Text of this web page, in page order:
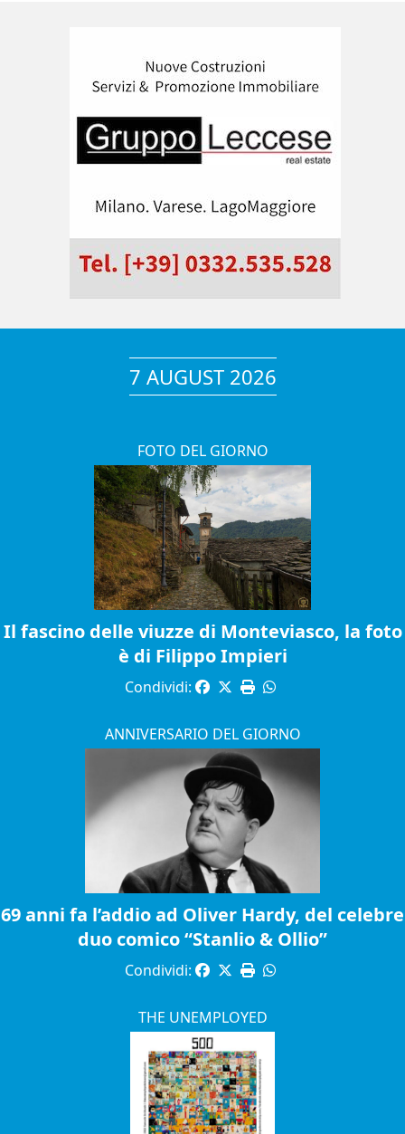
7 AUGUST 2026
FOTO DEL GIORNO
Il fascino delle viuzze di Monteviasco, la foto
è di Filippo Impieri
Condividi:
ANNIVERSARIO DEL GIORNO
69 anni fa l’addio ad Oliver Hardy, del celebre
duo comico “Stanlio & Ollio”
Condividi:
THE UNEMPLOYED